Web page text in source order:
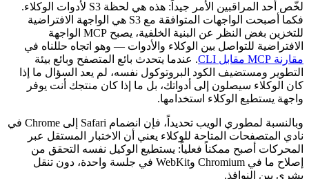
لخّص أحد المراقبين الأمر جيداً: هذه هي لحظة S3 لأدوات الوكلاء.
فكما أصبحت الواجهات المتوافقة مع S3 هي الواجهة الافتراضية
للتخزين بغض النظر عن البنية الخلفية، يصبح MCP الواجهة
الافتراضية للتواصل بين الوكلاء والأدوات — وهو اتجاه حللناه في
مقارنة MCP مقابل CLI
. عندما يتحدث بائع المتصفح وبائع بيئة
التطوير ومستضيف الكود البروتوكول نفسه، لم يعد السؤال ما إذا
كان الوكلاء سيصلون إلى أدواتك، بل ما إذا كان منتجك أنت يوفر
واجهة يستطيع الوكلاء استخدامها.
وبالنسبة لمطوري الويب تحديداً، فإن انضمام Safari إلى Chrome في
نادي المتصفحات المتاحة للوكلاء يعني أن الاختبار المستقل عبر
المحركات أصبح ممكناً فعلياً: يستطيع الوكيل نفسه التحقق من
إصلاح ما في Chromium وWebKit في جلسة واحدة، دون تنقل
بشري بين النوافذ.